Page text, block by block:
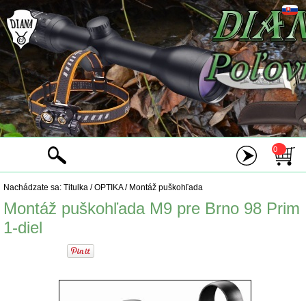
0
Nachádzate sa: Titulka /OPTIKA/ Montáž puškohľada
Montáž puškohľada M9 pre Brno 98 Prim
1-diel